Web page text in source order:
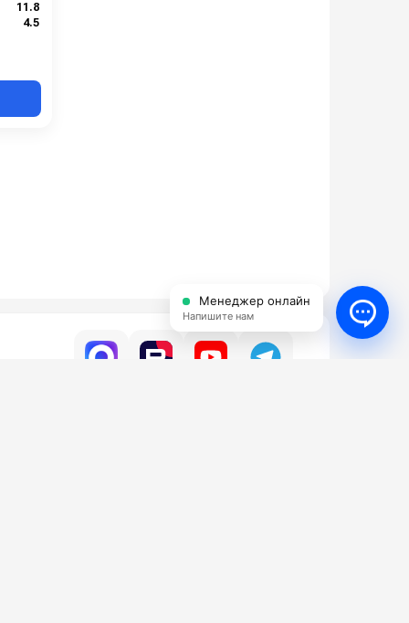
11.8
4.5
Менеджер онлайн
Напишите нам